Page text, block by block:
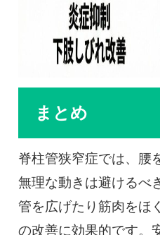
まとめ
脊柱管狭窄症では、腰
無理な動きは避けるべ
管を広げたり筋肉をほ
の改善に効果的です。